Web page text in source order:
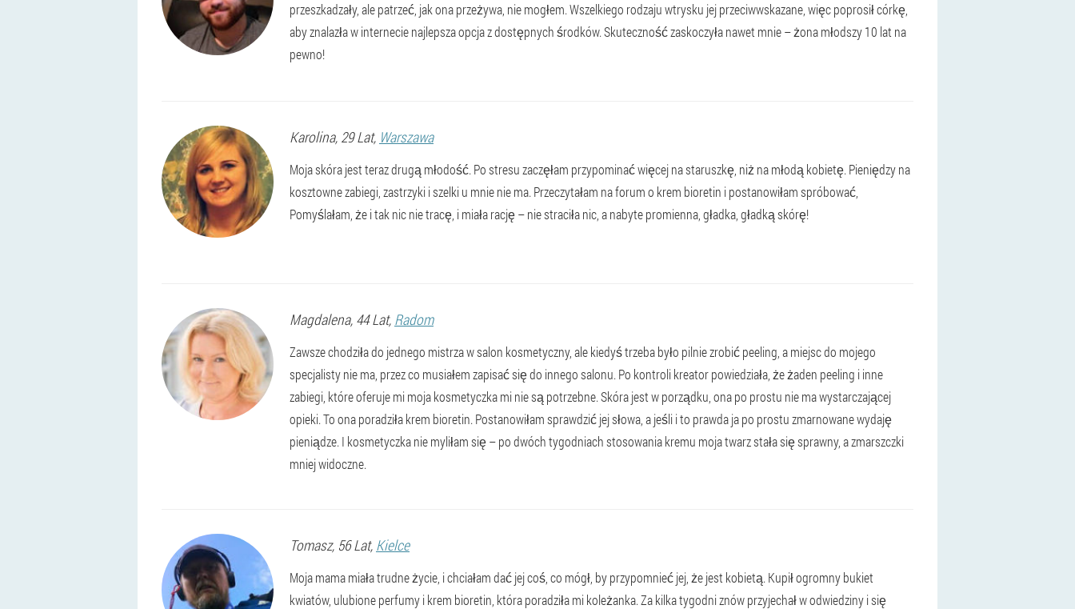
przeszkadzały, ale patrzeć, jak ona przeżywa, nie mogłem. Wszelkiego rodzaju wtrysku jej przeciwwskazane, więc poprosił córkę,
aby znalazła w internecie najlepsza opcja z dostępnych środków. Skuteczność zaskoczyła nawet mnie – żona młodszy 10 lat na
pewno!
Karolina, 29 Lat, Warszawa
Moja skóra jest teraz drugą młodość. Po stresu zaczęłam przypominać więcej na staruszkę, niż na młodą kobietę. Pieniędzy na
kosztowne zabiegi, zastrzyki i szelki u mnie nie ma. Przeczytałam na forum o krem bioretin i postanowiłam spróbować,
Pomyślałam, że i tak nic nie tracę, i miała rację – nie straciła nic, a nabyte promienna, gładka, gładką skórę!
Magdalena, 44 Lat, Radom
Zawsze chodziła do jednego mistrza w salon kosmetyczny, ale kiedyś trzeba było pilnie zrobić peeling, a miejsc do mojego
specjalisty nie ma, przez co musiałem zapisać się do innego salonu. Po kontroli kreator powiedziała, że żaden peeling i inne
zabiegi, które oferuje mi moja kosmetyczka mi nie są potrzebne. Skóra jest w porządku, ona po prostu nie ma wystarczającej
opieki. To ona poradziła krem bioretin. Postanowiłam sprawdzić jej słowa, a jeśli i to prawda ja po prostu zmarnowane wydaję
pieniądze. I kosmetyczka nie myliłam się – po dwóch tygodniach stosowania kremu moja twarz stała się sprawny, a zmarszczki
mniej widoczne.
Tomasz, 56 Lat, Kielce
Moja mama miała trudne życie, i chciałam dać jej coś, co mógł, by przypomnieć jej, że jest kobietą. Kupił ogromny bukiet
kwiatów, ulubione perfumy i krem bioretin, która poradziła mi koleżanka. Za kilka tygodni znów przyjechał w odwiedziny i się